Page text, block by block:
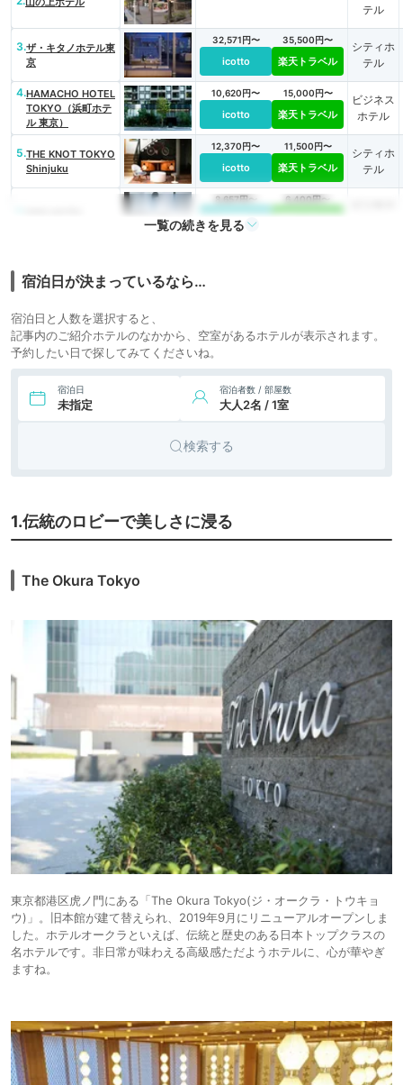
テル
3.ザ・キタノホテル東
京
32,571円〜
icotto
35,500円〜
楽天トラベル
シティホ
テル
4.HAMACHO HOTEL
TOKYO（浜町ホテ
ル 東京）
10,620円〜
icotto
15,000円〜
楽天トラベル
ビジネス
ホテル
5.THE KNOT TOKYO
Shinjuku
12,370円〜
icotto
11,500円〜
楽天トラベル
シティホ
テル
8,657円〜
icotto
6,400円〜
7. ICHINICHI
一覧の続きを見る
宿泊日が決まっているなら…
宿泊日と人数を選択すると、
記事内のご紹介ホテルのなかから、空室があるホテルが表示されます。
予約したい日で探してみてくださいね。
宿泊日
未指定
宿泊者数 / 部屋数
大人2名 / 1室
検索する
1.伝統のロビーで美しさに浸る
The Okura Tokyo
東京都港区虎ノ門にある「The Okura Tokyo(ジ・オークラ・トウキョ
ウ)」。旧本館が建て替えられ、2019年9月にリニューアルオープンしま
した。ホテルオークラといえば、伝統と歴史のある日本トップクラスの
名ホテルです。非日常が味わえる高級感ただようホテルに、心が華やぎ
ますね。